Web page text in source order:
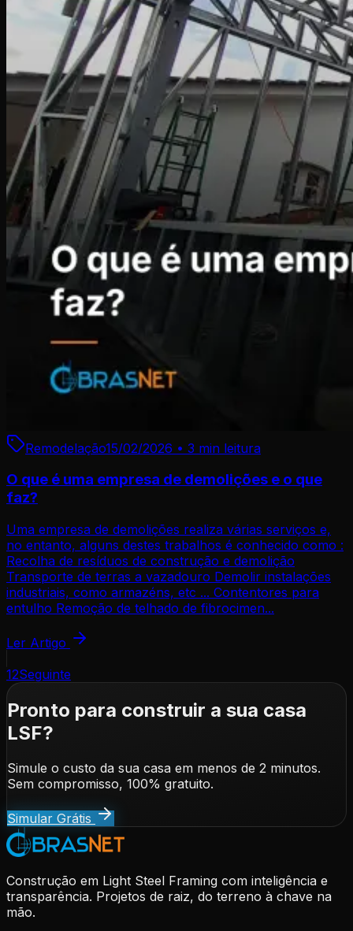
Remodelação15/02/2026 • 3 min leitura
O que é uma empresa de demolições e o que
faz?
Uma empresa de demolições realiza várias serviços e,
no entanto, alguns destes trabalhos é conhecido como :
Recolha de resíduos de construção e demolição
Transporte de terras a vazadouro Demolir instalações
industriais, como armazéns, etc ... Contentores para
entulho Remoção de telhado de fibrocimen...
Ler Artigo
12Seguinte
Pronto para construir a sua casa
LSF?
Simule o custo da sua casa em menos de 2 minutos.
Sem compromisso, 100% gratuito.
Simular Grátis
Construção em Light Steel Framing com inteligência e
transparência. Projetos de raiz, do terreno à chave na
mão.